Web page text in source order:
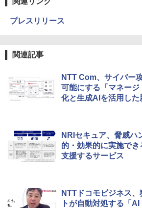
プレスリリース
関連記事
NTT Com、サイバー
可能にする「マネー
化と生成AIを活用した
NRIセキュア、脅威ハ
的・効果的に実施で
支援するサービス
NTTドコモビジネス
トが自動対処する「